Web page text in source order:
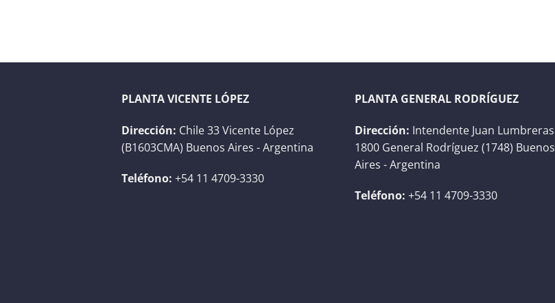
PLANTA VICENTE LÓPEZ
Dirección: Chile 33 Vicente López
(B1603CMA) Buenos Aires - Argentina
Teléfono: +54 11 4709-3330
PLANTA GENERAL RODRÍGUEZ
Dirección: Intendente Juan Lumbreras
1800 General Rodríguez (1748) Buenos
Aires - Argentina
Teléfono: +54 11 4709-3330